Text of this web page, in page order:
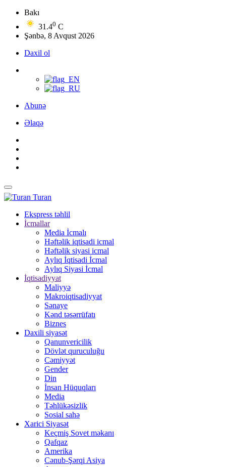
Bakı
31.40 C
Şənbə, 8 Avqust 2026
Daxil ol
Abunə
Əlaqə
Turan
Ekspress təhlil
İcmallar
Media İcmalı
Həftəlik iqtisadi icmal
Həftəlik siyasi icmal
Aylıq İqtisadi İcmal
Aylıq Siyasi İcmal
İqtisadiyyat
Maliyyə
Makroiqtisadiyyat
Sənaye
Kənd təsərrüfatı
Biznes
Daxili siyasət
Qanunvericilik
Dövlət quruculuğu
Cəmiyyət
Gender
Din
İnsan Hüquqları
Media
Təhlükəsizlik
Sosial sahə
Xarici Siyasət
Keçmiş Sovet məkanı
Qafqaz
Amerika
Cənub-Şərqi Asiya